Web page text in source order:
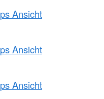
Ansicht
Ansicht
Ansicht